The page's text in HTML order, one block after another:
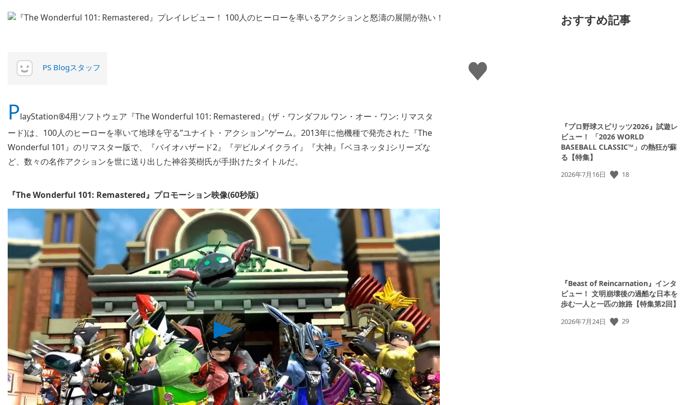
い
い
ね
PS Blogスタッフ
PlayStation®4用ソフトウェア『The Wonderful 101: Remastered』(ザ・ワンダフル ワン・オー・ワン: リマスタ
ード)は、100人のヒーローを率いて地球を守る”ユナイト・アクション”ゲーム。2013年に他機種で発売された『The
Wonderful 101』のリマスター版で、『バイオハザード2』『デビルメイクライ』『大神』｢ベヨネッタ｣シリーズな
ど、数々の名作アクションを世に送り出した神谷英樹氏が手掛けたタイトルだ。
『The Wonderful 101: Remastered』プロモーション映像(60秒版)
Play
Video
おすすめ記事
『プロ野球スピリッツ2026』試遊レ
ビュー！ 「2026 WORLD
BASEBALL CLASSIC™」の熱狂が蘇
る【特集】
公
2026年7月16日 18
『Beast of Reincarnation』インタ
ビュー！ 文明崩壊後の過酷な日本を
歩む一人と一匹の旅路【特集第2回】
公
2026年7月24日 29